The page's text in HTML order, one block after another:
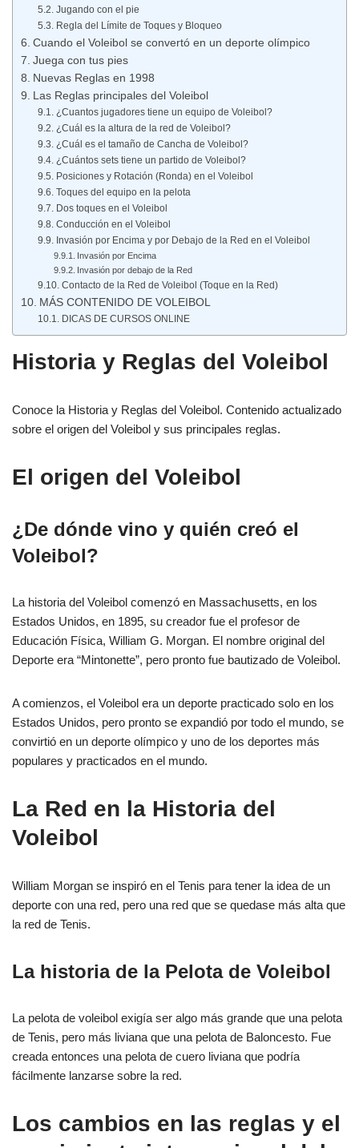
Jugando con el pie
Regla del Límite de Toques y Bloqueo
Cuando el Voleibol se convertó en un deporte olímpico
Juega con tus pies
Nuevas Reglas en 1998
Las Reglas principales del Voleibol
¿Cuantos jugadores tiene un equipo de Voleibol?
¿Cuál es la altura de la red de Voleibol?
¿Cuál es el tamaño de Cancha de Voleibol?
¿Cuántos sets tiene un partido de Voleibol?
Posiciones y Rotación (Ronda) en el Voleibol
Toques del equipo en la pelota
Dos toques en el Voleibol
Conducción en el Voleibol
Invasión por Encima y por Debajo de la Red en el Voleibol
Invasión por Encima
Invasión por debajo de la Red
Contacto de la Red de Voleibol (Toque en la Red)
MÁS CONTENIDO DE VOLEIBOL
DICAS DE CURSOS ONLINE
Historia y Reglas del Voleibol
Conoce la Historia y Reglas del Voleibol. Contenido actualizado
sobre el origen del Voleibol y sus principales reglas.
El origen del Voleibol
¿De dónde vino y quién creó el
Voleibol?
La historia del Voleibol comenzó en Massachusetts, en los
Estados Unidos, en 1895, su creador fue el profesor de
Educación Física, William G. Morgan. El nombre original del
Deporte era “Mintonette”, pero pronto fue bautizado de Voleibol.
A comienzos, el Voleibol era un deporte practicado solo en los
Estados Unidos, pero pronto se expandió por todo el mundo, se
convirtió en un deporte olímpico y uno de los deportes más
populares y practicados en el mundo.
La Red en la Historia del
Voleibol
William Morgan se inspiró en el Tenis para tener la idea de un
deporte con una red, pero una red que se quedase más alta que
la red de Tenis.
La historia de la Pelota de Voleibol
La pelota de voleibol exigía ser algo más grande que una pelota
de Tenis, pero más liviana que una pelota de Baloncesto. Fue
creada entonces una pelota de cuero liviana que podría
fácilmente lanzarse sobre la red.
Los cambios en las reglas y el